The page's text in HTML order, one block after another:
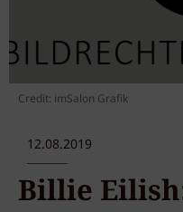
Credit: imSalon Grafik
12.08.2019
Billie